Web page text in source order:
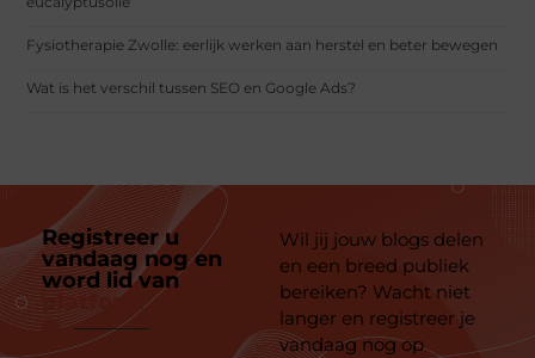
Fysiotherapie Zwolle: eerlijk werken aan herstel en beter bewegen
Wat is het verschil tussen SEO en Google Ads?
Registreer u
vandaag nog en
word lid van
platform
Wil jij jouw blogs delen
en een breed publiek
bereiken? Wacht niet
langer en registreer je
vandaag nog op